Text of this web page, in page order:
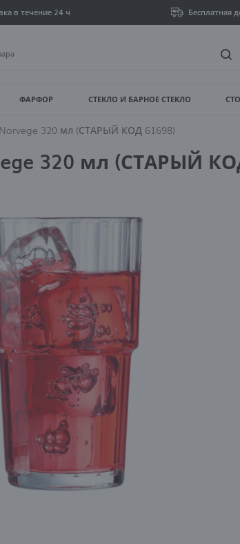
в течение 24 ч Бесплатная
Войти
ВОЙТИ
ФАРФОР СТЕКЛО И БАРНОЕ СТЕКЛО
320 мл (СТАРЫЙ КОД 61698)
320 мл (СТАРЫЙ